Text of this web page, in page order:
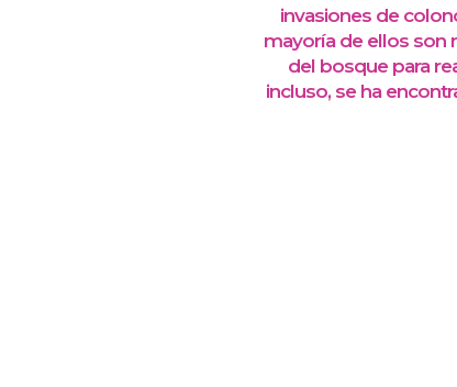
invasiones de
mayoría de ellos son
del bosque para
incluso, se ha